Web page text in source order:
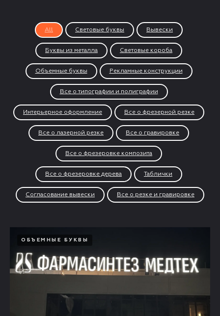
All Световые буквы Вывески
Буквы из металла Световые короба
Объемные буквы Рекламные конструкции
Все о типографии и полиграфии
Интерьерное оформление Все о фрезерной резке
Все о лазерной резке Все о гравировке
Все о фрезеровке композита
Все о фрезеровке дерева Таблички
Согласование вывески Все о резке и гравировке
ОБЪЕМНЫЕ БУКВЫ